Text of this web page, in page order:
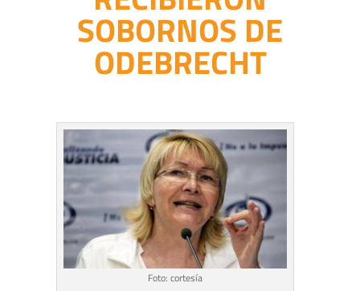
SOBORNOS DE
ODEBRECHT
Foto: cortesía